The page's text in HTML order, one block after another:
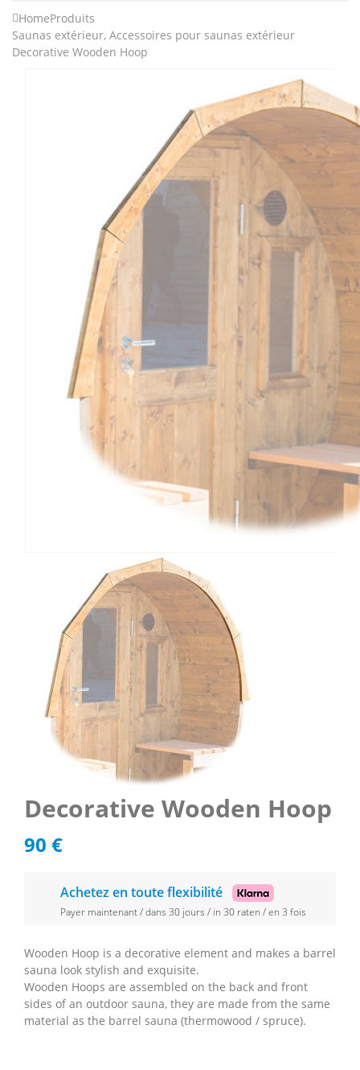
HomeProduits
Saunas extérieur, Accessoires pour saunas extérieur
Decorative Wooden Hoop
Decorative Wooden Hoop
90 €
Achetez en toute flexibilité
Payer maintenant / dans 30 jours / in 30 raten / en 3 fois
Wooden Hoop is a decorative element and makes a barrel
sauna look stylish and exquisite.
Wooden Hoops are assembled on the back and front
sides of an outdoor sauna, they are made from the same
material as the barrel sauna (thermowood / spruce).